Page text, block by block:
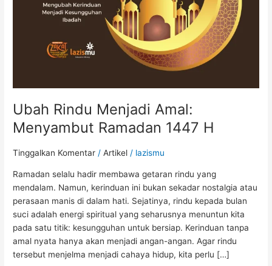
Ubah Rindu Menjadi Amal:
Menyambut Ramadan 1447 H
Tinggalkan Komentar /Artikel / lazismu
Ramadan selalu hadir membawa getaran rindu yang
mendalam. Namun, kerinduan ini bukan sekadar nostalgia atau
perasaan manis di dalam hati. Sejatinya, rindu kepada bulan
suci adalah energi spiritual yang seharusnya menuntun kita
pada satu titik: kesungguhan untuk bersiap. Kerinduan tanpa
amal nyata hanya akan menjadi angan-angan. Agar rindu
tersebut menjelma menjadi cahaya hidup, kita perlu […]